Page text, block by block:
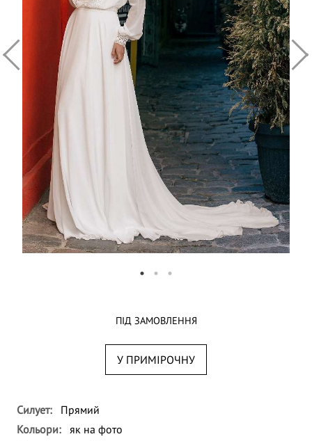
ПІД ЗАМОВЛЕННЯ
У ПРИМІРОЧНУ
Силует:
Прямий
Кольори: як на фото